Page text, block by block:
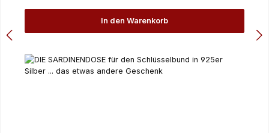
In den Warenkorb